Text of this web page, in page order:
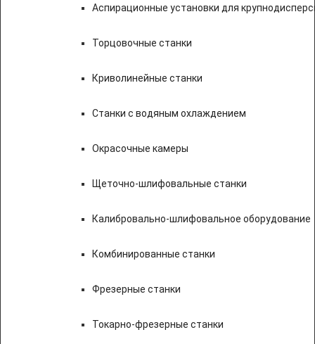
Аспирационные установки для
Торцовочные станки
Криволинейные станки
Станки с водяным охлаждением
Окрасочные камеры
Щеточно-шлифовальные станки
Калибровально-шлифовальное оборудование
Комбинированные станки
Фрезерные станки
Токарно-фрезерные станки